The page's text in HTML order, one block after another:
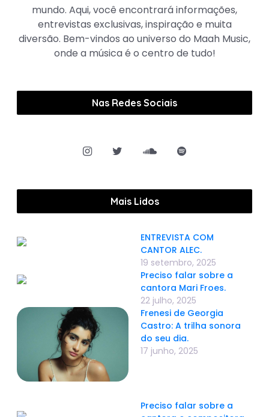
mundo. Aqui, você encontrará informações,
entrevistas exclusivas, inspiração e muita
diversão. Bem-vindos ao universo do Maah Music,
onde a música é o centro de tudo!
Nas Redes Sociais
Mais Lidos
ENTREVISTA COM
CANTOR ALEC.
19 setembro, 2025
Preciso falar sobre a
cantora Mari Froes.
22 julho, 2025
Frenesi de Georgia
Castro: A trilha sonora
do seu dia.
17 junho, 2025
Preciso falar sobre a